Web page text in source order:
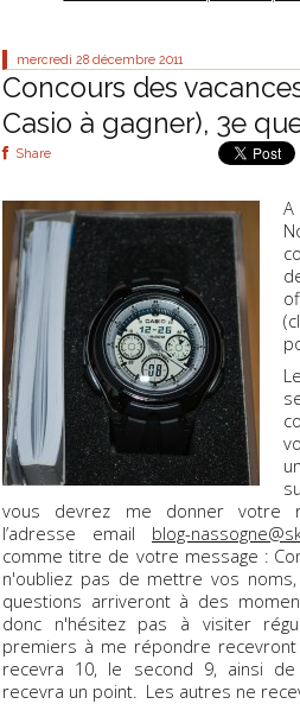
mercredi 28 décembre 2011
Concours des
Casio à gagner), 3e
Share
A
vous devrez me donner votre
l’adresse email blog-
comme titre de votre message :
n'oubliez pas de mettre vos
questions arriveront à des
donc n'hésitez pas à visiter
premiers à me répondre
recevra 10, le second 9, ainsi de
recevra un point. Les autres ne